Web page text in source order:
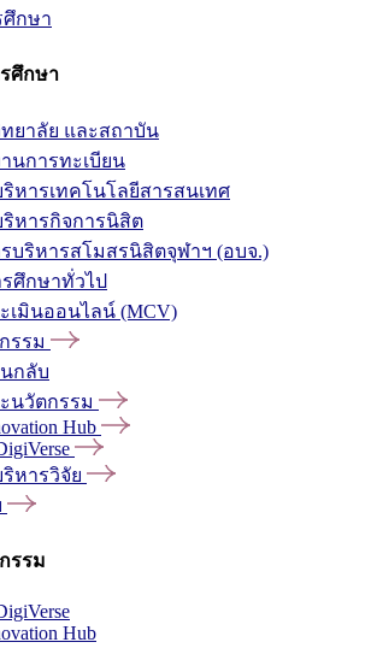
กษา
ศึกษา
ยาลัย และสถาบัน
นการทะเบียน
หารเทคโนโลยีสารสนเทศ
หารกิจการนิสิต
บริหารสโมสรนิสิตจุฬาฯ (อบจ.)
ศึกษาทั่วไป
เมินออนไลน์ (MCV)
รรม
กลับ
นวัตกรรม
Hub
หารวิจัย
รรม
Hub